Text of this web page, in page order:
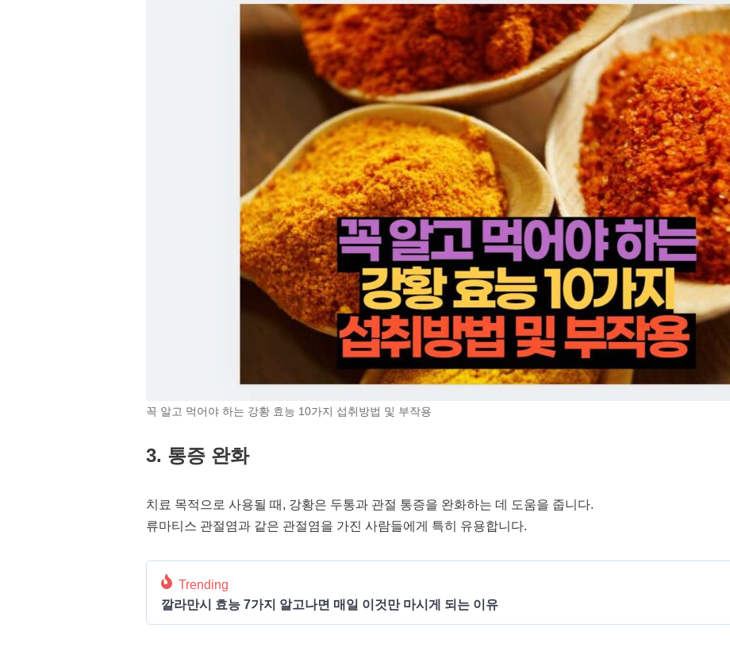
꼭 알고 먹어야 하는 강황 효능 10가지 섭취방법 및 부작용
3. 통증 완화
치료 목적으로 사용될 때, 강황은 두통과 관절 통증을 완화하는 데 도움을 줍니다.
류마티스 관절염과 같은 관절염을 가진 사람들에게 특히 유용합니다.
Trending
깔라만시 효능 7가지 알고나면 매일 이것만 마시게 되는 이유